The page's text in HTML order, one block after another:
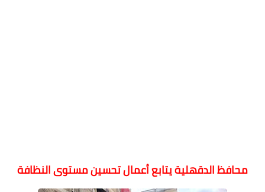
محافظ الدقهلية يتابع أعمال تحسين مستوى النظافة